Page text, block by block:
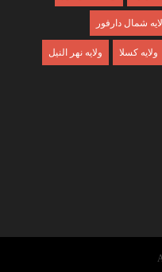
شمال دارفور
ولايه كسلا ولايه نهر النيل